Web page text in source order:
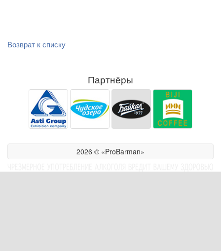
Возврат к списку
Партнёры
2026 © «ProBarman»